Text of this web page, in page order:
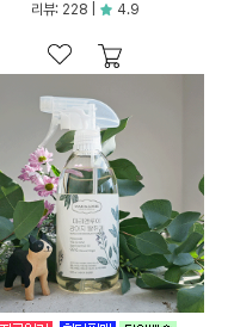
리뷰: 228 | 4.9